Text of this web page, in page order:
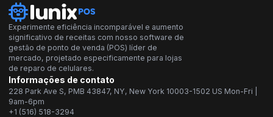
Experimente eficiência incomparável e aumento
significativo de receitas com nosso software de
gestão de ponto de venda (POS) líder de
mercado, projetado especificamente para lojas
de reparo de celulares.
Informações de contato
228 Park Ave S, PMB 43847, NY, New York 10003-1502 US Mon-Fri |
9am-6pm
+1 (516) 518-3294